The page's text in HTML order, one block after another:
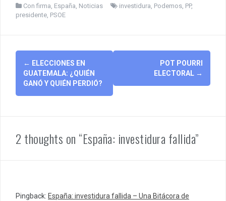
Con firma España Noticias investidura Podemos PP,
presidente PSOE
Post
navigation
← ELECCIONES EN
GUATEMALA: ¿QUIÉN
GANÓ Y QUIÉN PERDIÓ?
POT POURRI
ELECTORAL →
2 thoughts on “España: investidura fallida”
Pingback: España: investidura fallida – Una Bitácora de